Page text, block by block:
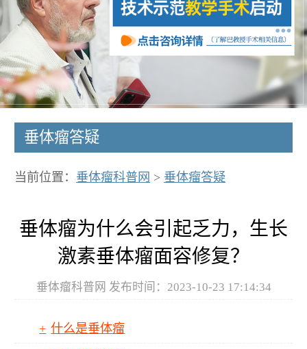
垂体瘤答疑
当前位置： 垂体瘤科普网 > 垂体瘤答疑
垂体瘤为什么会引起乏力，生长
激素垂体瘤面容修复？
垂体瘤科普网 发布时间：2023-10-23 17:14:34
什么是垂体瘤